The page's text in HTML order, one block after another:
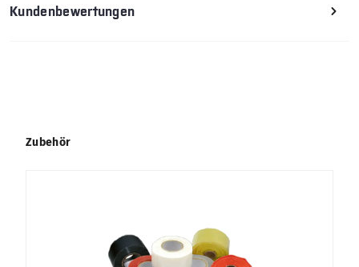
Kundenbewertungen
Produktgalerie überspringen
Zubehör